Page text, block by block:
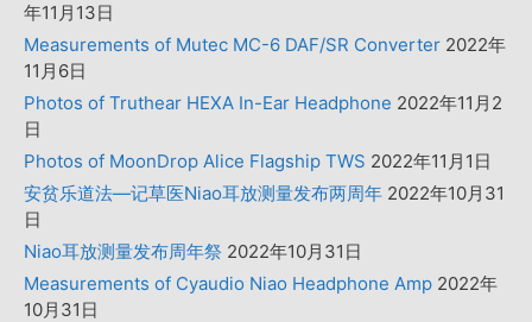
年11月13日
Measurements of Mutec MC-6 DAF/SR Converter 2022年
11月6日
Photos of Truthear HEXA In-Ear Headphone 2022年11月2
日
Photos of MoonDrop Alice Flagship TWS 2022年11月1日
安贫乐道法—记草医Niao耳放测量发布两周年 2022年10月31
日
Niao耳放测量发布周年祭 2022年10月31日
Measurements of Cyaudio Niao Headphone Amp 2022年
10月31日